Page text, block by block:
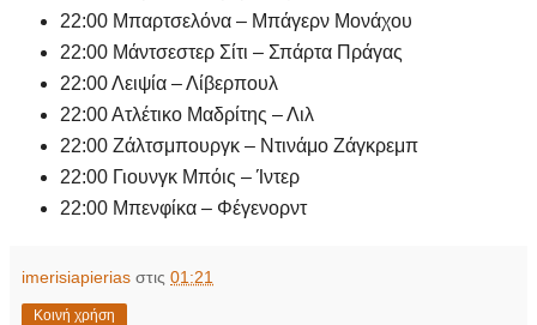
22:00 Μπαρτσελόνα – Μπάγερν Μονάχου
22:00 Μάντσεστερ Σίτι – Σπάρτα Πράγας
22:00 Λειψία – Λίβερπουλ
22:00 Ατλέτικο Μαδρίτης – Λιλ
22:00 Ζάλτσμπουργκ – Ντινάμο Ζάγκρεμπ
22:00 Γιουνγκ Μπόις – Ίντερ
22:00 Μπενφίκα – Φέγενορντ
imerisiapierias στις 01:21
Κοινή χρήση